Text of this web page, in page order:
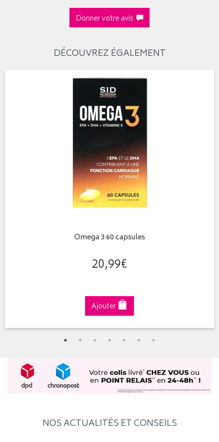
Donner votre avis
DÉCOUVREZ ÉGALEMENT
Omega 3 60 capsules
20,99€
Ajouter
NOS ACTUALITÉS ET CONSEILS